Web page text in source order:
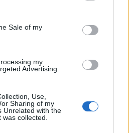
and its third-party tags to
purposes in below Google
Sale of my
my
Advertising.
Use,
Sharing of my
Unrelated with the
collected.